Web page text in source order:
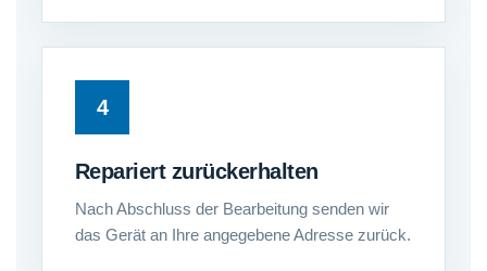
Repariert zurückerhalten
Nach Abschluss der Bearbeitung senden wir
das Gerät an Ihre angegebene Adresse zurück.